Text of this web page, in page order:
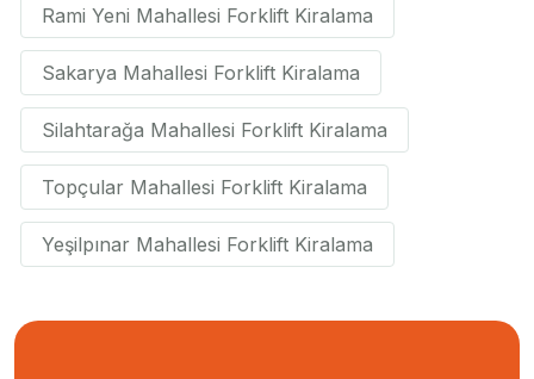
Rami Yeni Mahallesi Forklift Kiralama
Sakarya Mahallesi Forklift Kiralama
Silahtarağa Mahallesi Forklift Kiralama
Topçular Mahallesi Forklift Kiralama
Yeşilpınar Mahallesi Forklift Kiralama